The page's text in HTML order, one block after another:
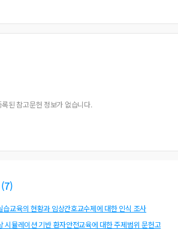
록된 참고문헌 정보가 없습니다.
(7)
습교육의 현황과 임상간호교수제에 대한 인식 조사
시뮬레이션 기반 환자안전교육에 대한 주제범위 문헌고